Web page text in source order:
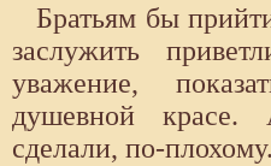
Братьям бы
заслужить
уважение,
душевной
сделали, по-плохому.